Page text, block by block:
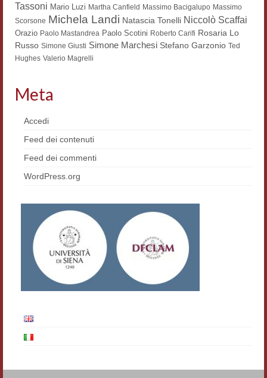
Saggi e testi online
Poesia inglese postcoloniale
Comitato scientifico
Dépliant e cedola acquisti
Progetti
Biblioteca
News
Tutte le news
News Semicerchio
Convegni e seminari
Tassoni Mario Luzi Martha Canfield Massimo Bacigalupo Massimo
Scorsone Michela Landi Natascia Tonelli Niccolò Scaffai
Orazio Paolo Mastandrea Paolo Scotini Roberto Carifi Rosaria Lo
Russo Simone Giusti Simone Marchesi Stefano Garzonio Ted
Hughes Valerio Magrelli
Meta
Accedi
Feed dei contenuti
Feed dei commenti
WordPress.org